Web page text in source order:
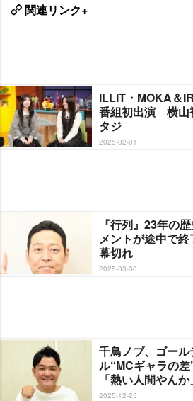
関連リンク+
ILLIT・MOKA＆
番組初出演 横山
タジ
2025-02-01
『行列』23年の
メントが途中で
幕切れ
2025-03-30
千鳥ノブ、ゴー
ル“MCギャラの
「熱い人間やん
2025-12-25